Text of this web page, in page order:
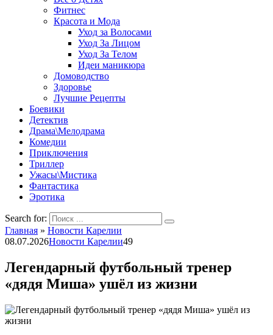
Фитнес
Красота и Мода
Уход за Волосами
Уход За Лицом
Уход За Телом
Идеи маникюра
Домоводство
Здоровье
Лучшие Рецепты
Боевики
Детектив
Драма\Мелодрама
Комедии
Приключения
Триллер
Ужасы\Мистика
Фантастика
Эротика
Search for:
Главная » Новости Карелии
08.07.2026Новости Карелии49
Легендарный футбольный тренер
«дядя Миша» ушёл из жизни